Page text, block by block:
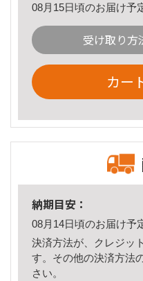
08月15日頃のお届け予
受け取り方
カー
納期目安：
08月14日頃のお届け予
決済方法が、クレジッ
す。その他の決済方法
さい。